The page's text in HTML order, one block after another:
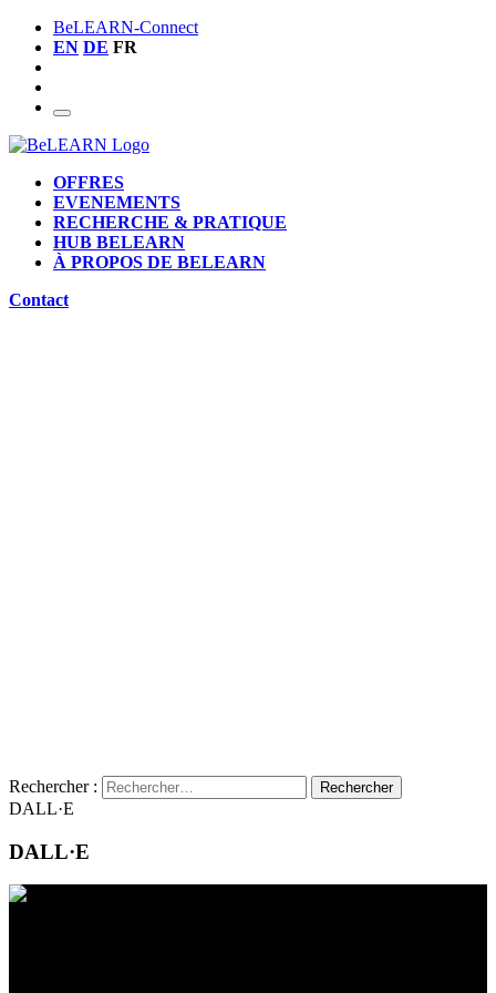
BeLEARN-Connect
EN DE FR
OFFRES
EVENEMENTS
RECHERCHE & PRATIQUE
HUB BELEARN
À PROPOS DE BELEARN
Contact
Rechercher :
DALL·E
DALL·E